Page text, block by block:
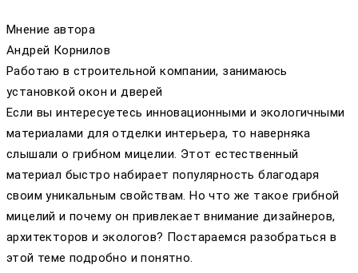
Мнение автора
Андрей Корнилов
Работаю в строительной компании, занимаюсь
установкой окон и дверей
Если вы интересуетесь инновационными и экологичными
материалами для отделки интерьера, то наверняка
слышали о грибном мицелии. Этот естественный
материал быстро набирает популярность благодаря
своим уникальным свойствам. Но что же такое грибной
мицелий и почему он привлекает внимание дизайнеров,
архитекторов и экологов? Постараемся разобраться в
этой теме подробно и понятно.